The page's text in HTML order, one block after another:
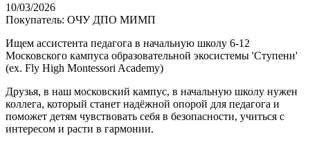
10/03/2026
Покупатель: ОЧУ ДПО МИМП
Ищем ассистента педагога в начальную школу 6-12
Московского кампуса образовательной экосистемы 'Ступени'
(ex. Fly High Montessori Academy)
Друзья, в наш московский кампус, в начальную школу нужен
коллега, который станет надёжной опорой для педагога и
поможет детям чувствовать себя в безопасности, учиться с
интересом и расти в гармонии.